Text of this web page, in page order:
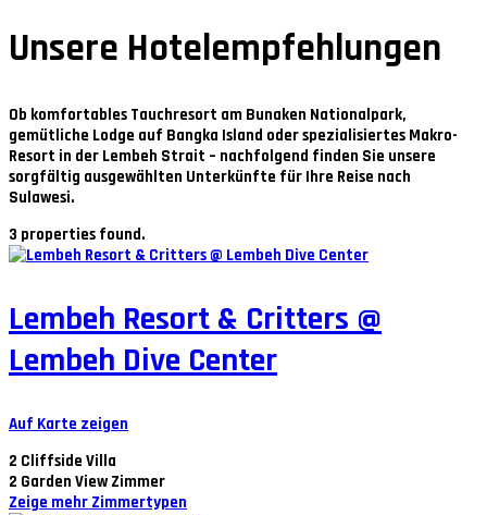
Unsere Hotelempfehlungen
Ob komfortables Tauchresort am Bunaken Nationalpark,
gemütliche Lodge auf Bangka Island oder spezialisiertes Makro-
Resort in der Lembeh Strait – nachfolgend finden Sie unsere
sorgfältig ausgewählten Unterkünfte für Ihre Reise nach
Sulawesi.
3 properties found.
Lembeh Resort & Critters @
Lembeh Dive Center
Auf Karte zeigen
2 Cliffside Villa
2 Garden View Zimmer
Zeige mehr Zimmertypen